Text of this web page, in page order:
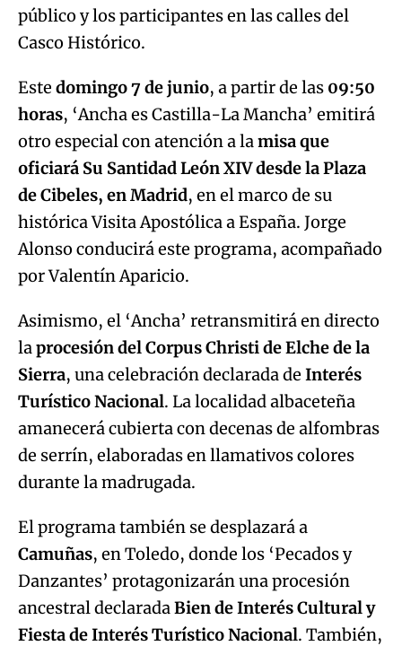
público y los participantes en las calles del
Casco Histórico.
Este domingo 7 de junio, a partir de las 09:50
horas, ‘Ancha es Castilla-La Mancha’ emitirá
otro especial con atención a lamisa que
oficiará Su Santidad León XIV desde la Plaza
de Cibeles, en Madrid, en el marco de su
histórica Visita Apostólica a España. Jorge
Alonso conducirá este programa, acompañado
por Valentín Aparicio.
Asimismo, el ‘Ancha’ retransmitirá en directo
laprocesión del Corpus Christi de Elche de la
Sierra, una celebración declarada de Interés
Turístico Nacional. La localidad albaceteña
amanecerá cubierta con decenas de alfombras
de serrín, elaboradas en llamativos colores
durante la madrugada.
El programa también se desplazará a
Camuñas, en Toledo, donde los ‘Pecados y
Danzantes’ protagonizarán una procesión
ancestral declaradaBien de Interés Cultural y
Fiesta de Interés Turístico Nacional. También,